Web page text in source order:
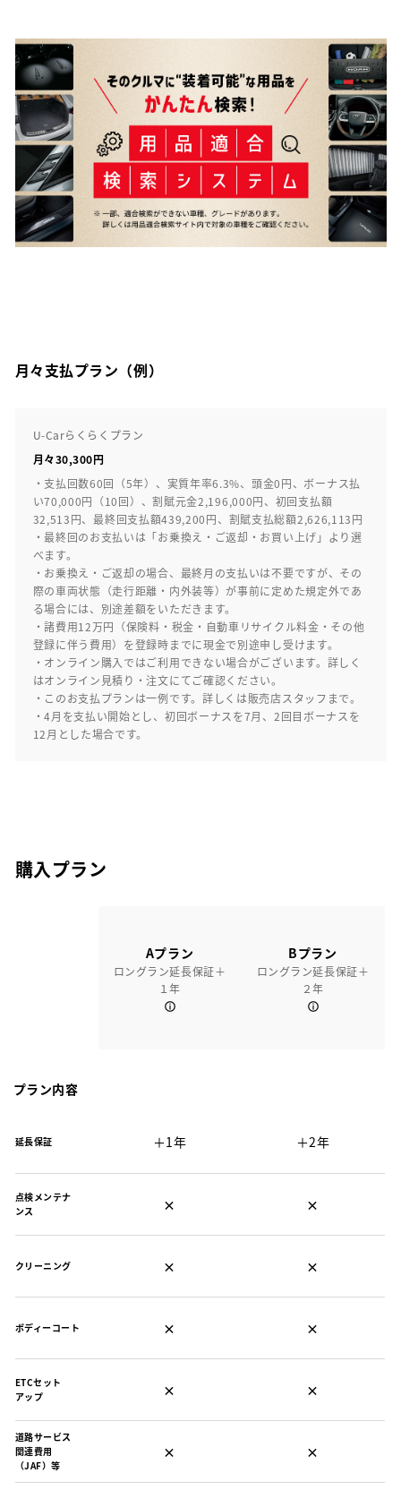
月々支払プラン（例）
U-Carらくらくプラン
月々30,300円
・支払回数60回（5年）、実質年率6.3%、頭金0円、ボーナス払
い70,000円（10回）、割賦元金2,196,000円、初回支払額
32,513円、最終回支払額439,200円、割賦支払総額2,626,113円
・最終回のお支払いは「お乗換え・ご返却・お買い上げ」より選
べます。
・お乗換え・ご返却の場合、最終月の支払いは不要ですが、その
際の車両状態（走行距離・内外装等）が事前に定めた規定外であ
る場合には、別途差額をいただきます。
・諸費用12万円（保険料・税金・自動車リサイクル料金・その他
登録に伴う費用）を登録時までに現金で別途申し受けます。
・オンライン購入ではご利用できない場合がございます。詳しく
はオンライン見積り・注文にてご確認ください。
・このお支払プランは一例です。詳しくは販売店スタッフまで。
・4月を支払い開始とし、初回ボーナスを7月、2回目ボーナスを
12月とした場合です。
購入プラン
Aプラン
ロングラン延長保証＋
１年
Bプラン
ロングラン延長保証＋
２年
プラン内容
延長保証 ＋1年 ＋2年
点検メンテナ
ンス
× ×
クリーニング × ×
ボディーコート × ×
ETCセット
アップ
× ×
道路サービス
関連費用
（JAF）等
× ×